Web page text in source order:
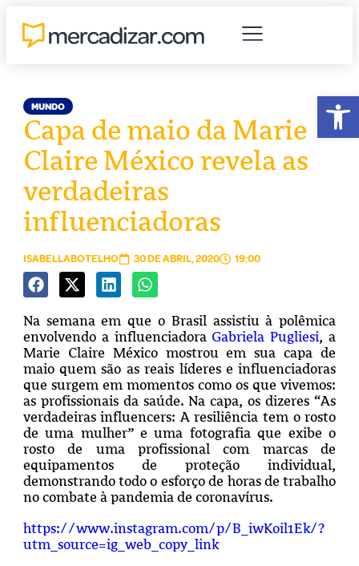
MUNDO
Capa de maio da Marie
Claire México revela as
verdadeiras
influenciadoras
ISABELLABOTELHO 30 DE ABRIL, 2020 19:00
Na semana em que o Brasil assistiu à polêmica
envolvendo a influenciadora Gabriela Pugliesi, a
Marie Claire México mostrou em sua capa de
maio quem são as reais líderes e influenciadoras
que surgem em momentos como os que vivemos:
as profissionais da saúde. Na capa, os dizeres “As
verdadeiras influencers: A resiliência tem o rosto
de uma mulher” e uma fotografia que exibe o
rosto de uma profissional com marcas de
equipamentos de proteção individual,
demonstrando todo o esforço de horas de trabalho
no combate à pandemia de coronavírus.
https://www.instagram.com/p/B_iwKoil1Ek/?
utm_source=ig_web_copy_link